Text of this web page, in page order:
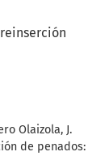
reinserción
Olaizola, J.
de penados: